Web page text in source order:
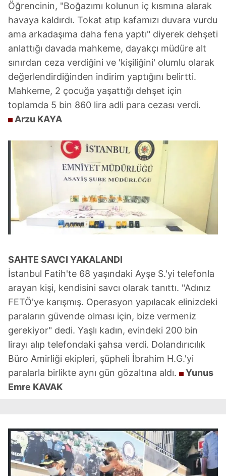
Öğrencinin, "Boğazımı kolunun iç kısmına alarak
havaya kaldırdı. Tokat atıp kafamızı duvara vurdu
ama arkadaşıma daha fena yaptı" diyerek dehşeti
anlattığı davada mahkeme, dayakçı müdüre alt
sınırdan ceza verdiğini ve 'kişiliğini' olumlu olarak
değerlendirdiğinden indirim yaptığını belirtti.
Mahkeme, 2 çocuğa yaşattığı dehşet için
toplamda 5 bin 860 lira adli para cezası verdi.
Arzu KAYA
SAHTE SAVCI YAKALANDI
İstanbul Fatih'te 68 yaşındaki Ayşe S.'yi telefonla
arayan kişi, kendisini savcı olarak tanıttı. "Adınız
FETÖ'ye karışmış. Operasyon yapılacak elinizdeki
paraların güvende olması için, bize vermeniz
gerekiyor" dedi. Yaşlı kadın, evindeki 200 bin
lirayı alıp telefondaki şahsa verdi. Dolandırıcılık
Büro Amirliği ekipleri, şüpheli İbrahim H.G.'yi
paralarla birlikte aynı gün gözaltına aldı.
Yunus
Emre KAVAK